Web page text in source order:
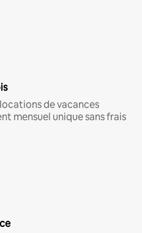
de vacances
mensuel unique sans frais